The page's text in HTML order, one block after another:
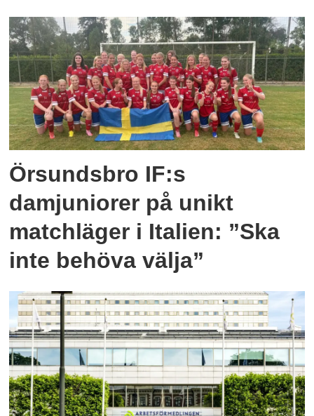
Örsundsbro IF:s
damjuniorer på unikt
matchläger i Italien: ”Ska
inte behöva välja”